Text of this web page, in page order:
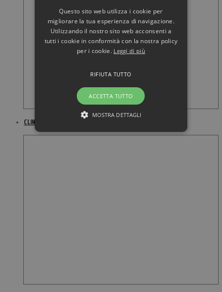
CLINIQUE Facial Soap with Dish Mild Skin 100GR
Questo sito web utilizza i cookie per
migliorare la tua esperienza di navigazione.
Utilizzando il nostro sito web acconsenti a
tutti i cookie in conformità con la nostra policy
per i cookie. Leggi di più
ACCETTA TUTTO
RIFIUTA TUTTO
MOSTRA DETTAGLI